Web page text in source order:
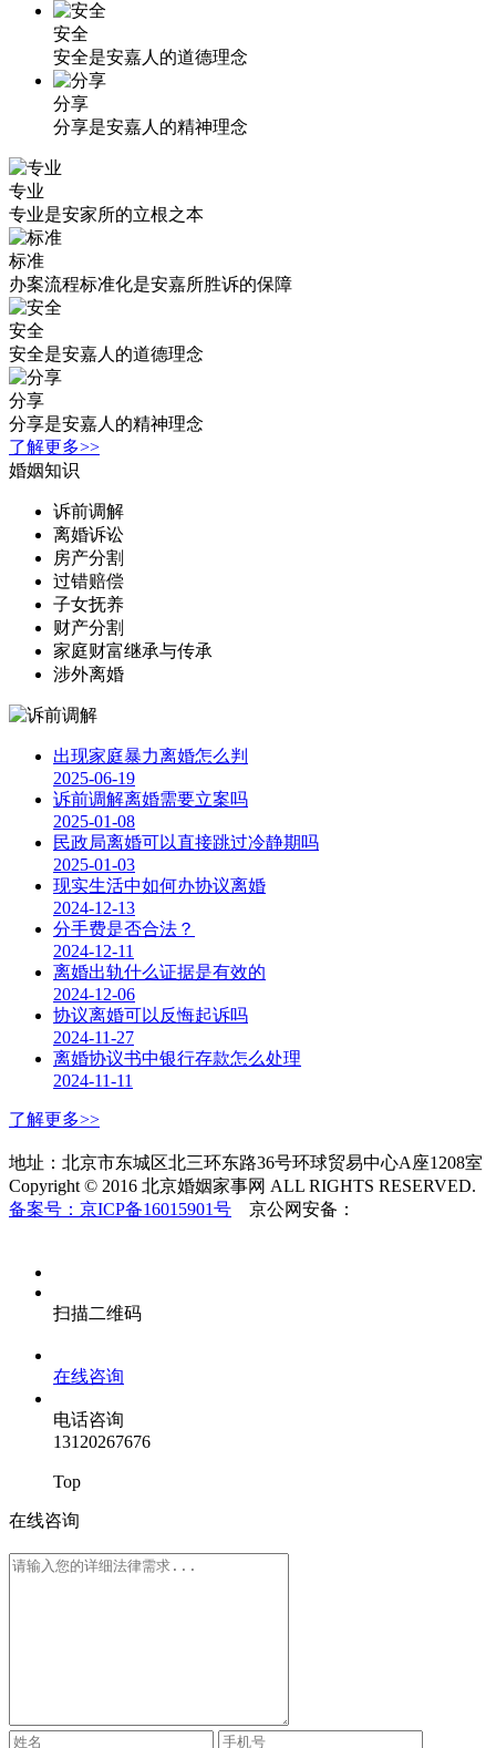
安全
安全是安嘉人的道德理念
分享
分享是安嘉人的精神理念
专业
专业是安家所的立根之本
标准
办案流程标准化是安嘉所胜诉的保障
安全
安全是安嘉人的道德理念
分享
分享是安嘉人的精神理念
了解更多>>
婚姻知识
诉前调解
离婚诉讼
房产分割
过错赔偿
子女抚养
财产分割
家庭财富继承与传承
涉外离婚
出现家庭暴力离婚怎么判
2025-06-19
诉前调解离婚需要立案吗
2025-01-08
民政局离婚可以直接跳过冷静期吗
2025-01-03
现实生活中如何办协议离婚
2024-12-13
分手费是否合法？
2024-12-11
离婚出轨什么证据是有效的
2024-12-06
协议离婚可以反悔起诉吗
2024-11-27
离婚协议书中银行存款怎么处理
2024-11-11
了解更多>>
地址：北京市东城区北三环东路36号环球贸易中心A座1208室
Copyright © 2016 北京婚姻家事网 ALL RIGHTS RESERVED.
备案号：京ICP备16015901号
京公网安备：
扫描二维码
在线咨询
电话咨询
13120267676
Top
在线咨询